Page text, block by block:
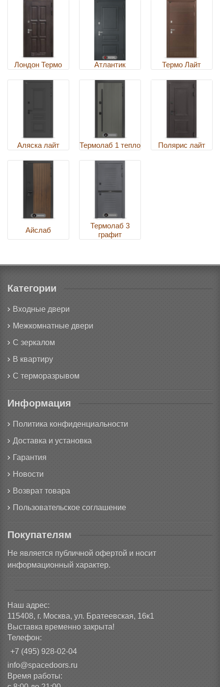
Лондон Термо Атлантик Термо Лайт
Аляска лайт Термолаб 1 тепло Полярис лайт
Айслаб
Термолаб 3
графит
Категории
Входные двери
Межкомнатные двери
С зеркалом
В квартиру
С терморазрывом
Информация
Политика конфиденциальности
Доставка и установка
Гарантия
Новости
Возврат товара
Пользовательское соглашение
Покупателям
Не является публичной офертой и носит
информационный характер.
Наш адрес:
115408, г. Москва, ул. Братеевская, 16к1
Выставка временно закрыта!
Телефон:
+7 (495) 928-02-04
info@spacedoors.ru
Время работы: